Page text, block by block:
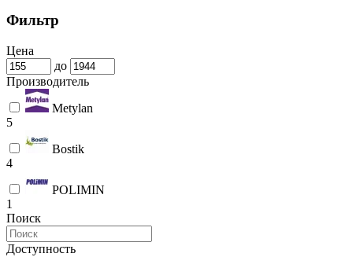
Фильтр
Цена
до
Производитель
Metylan
5
Bostik
4
POLIMIN
1
Поиск
Доступность